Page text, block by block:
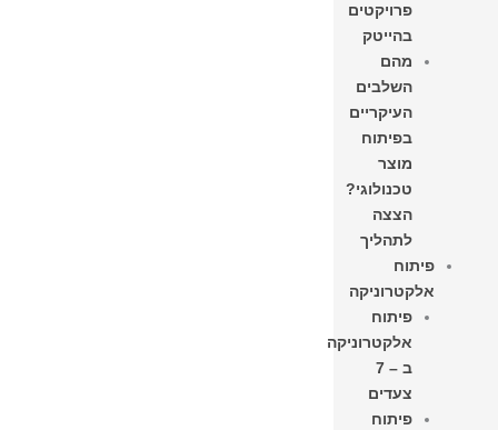
פרויקטים
בהייטק
מהם
השלבים
העיקריים
בפיתוח
מוצר
טכנולוגי?
הצצה
לתהליך
פיתוח
אלקטרוניקה
פיתוח
אלקטרוניקה
ב – 7
צעדים
פיתוח